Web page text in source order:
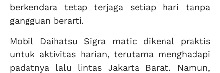
berkendara tetap terjaga setiap hari tanpa
gangguan berarti.
Mobil Daihatsu Sigra matic dikenal praktis
untuk aktivitas harian, terutama menghadapi
padatnya lalu lintas Jakarta Barat. Namun,